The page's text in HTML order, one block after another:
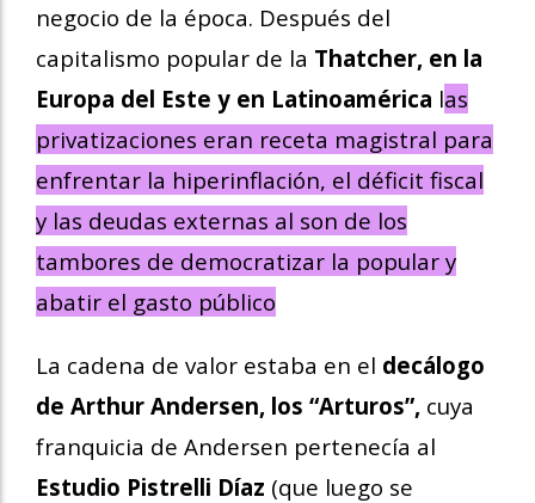
negocio de la época. Después del
capitalismo popular de la Thatcher, en la
Europa del Este y en Latinoamérica las
privatizaciones eran receta magistral para
enfrentar la hiperinflación, el déficit fiscal
y las deudas externas al son de los
tambores de democratizar la popular y
abatir el gasto público
La cadena de valor estaba en el decálogo
de Arthur Andersen, los “Arturos”, cuya
franquicia de Andersen pertenecía al
Estudio Pistrelli Díaz (que luego se